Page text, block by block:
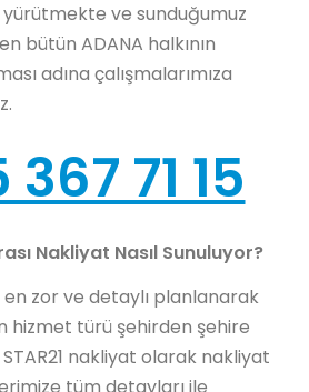
ve sunduğumuz
bütün ADANA halkının
adına çalışmalarımıza
71 15
Nakliyat Nasıl Sunuluyor?
zor ve detaylı planlanarak
hizmet türü şehirden şehire
nakliyat olarak nakliyat